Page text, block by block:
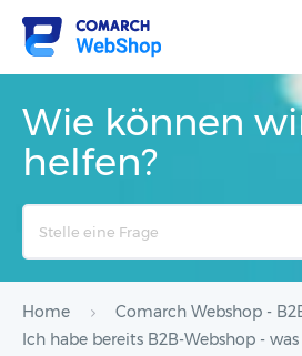
Wie können
helfen?
Home
Comarch Webshop -
Ich habe bereits B2B-Webshop -